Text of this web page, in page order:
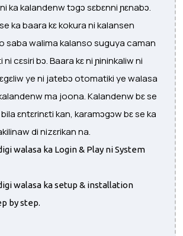
ka kalandenw tɔgɔ sɛbɛnni ɲɛnabɔ.
ka baara kɛ kokura ni kalansen
saba walima kalanso suguya caman
cɛsiri bɔ. Baara kɛ ni ɲininkaliw ni
ye ni jatebɔ otomatiki ye walasa
ma joona. Kalandenw bɛ se
ɛntɛrinɛti kan, karamɔgɔw bɛ se ka
di nizɛrikan na.
walasa ka Login & Play ni System
walasa ka setup & installation
by step.